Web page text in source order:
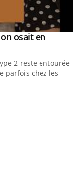
osait en
2 reste entourée
parfois chez les